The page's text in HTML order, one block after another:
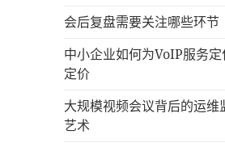
会后复盘需要关注哪些环节
中小企业如何为VoIP服务定
定价
大规模视频会议背后的运维
艺术